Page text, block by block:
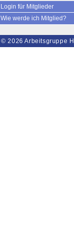
Login für Mitglieder
Wie werde ich Mitglied?
© 2026 Arbeitsgruppe